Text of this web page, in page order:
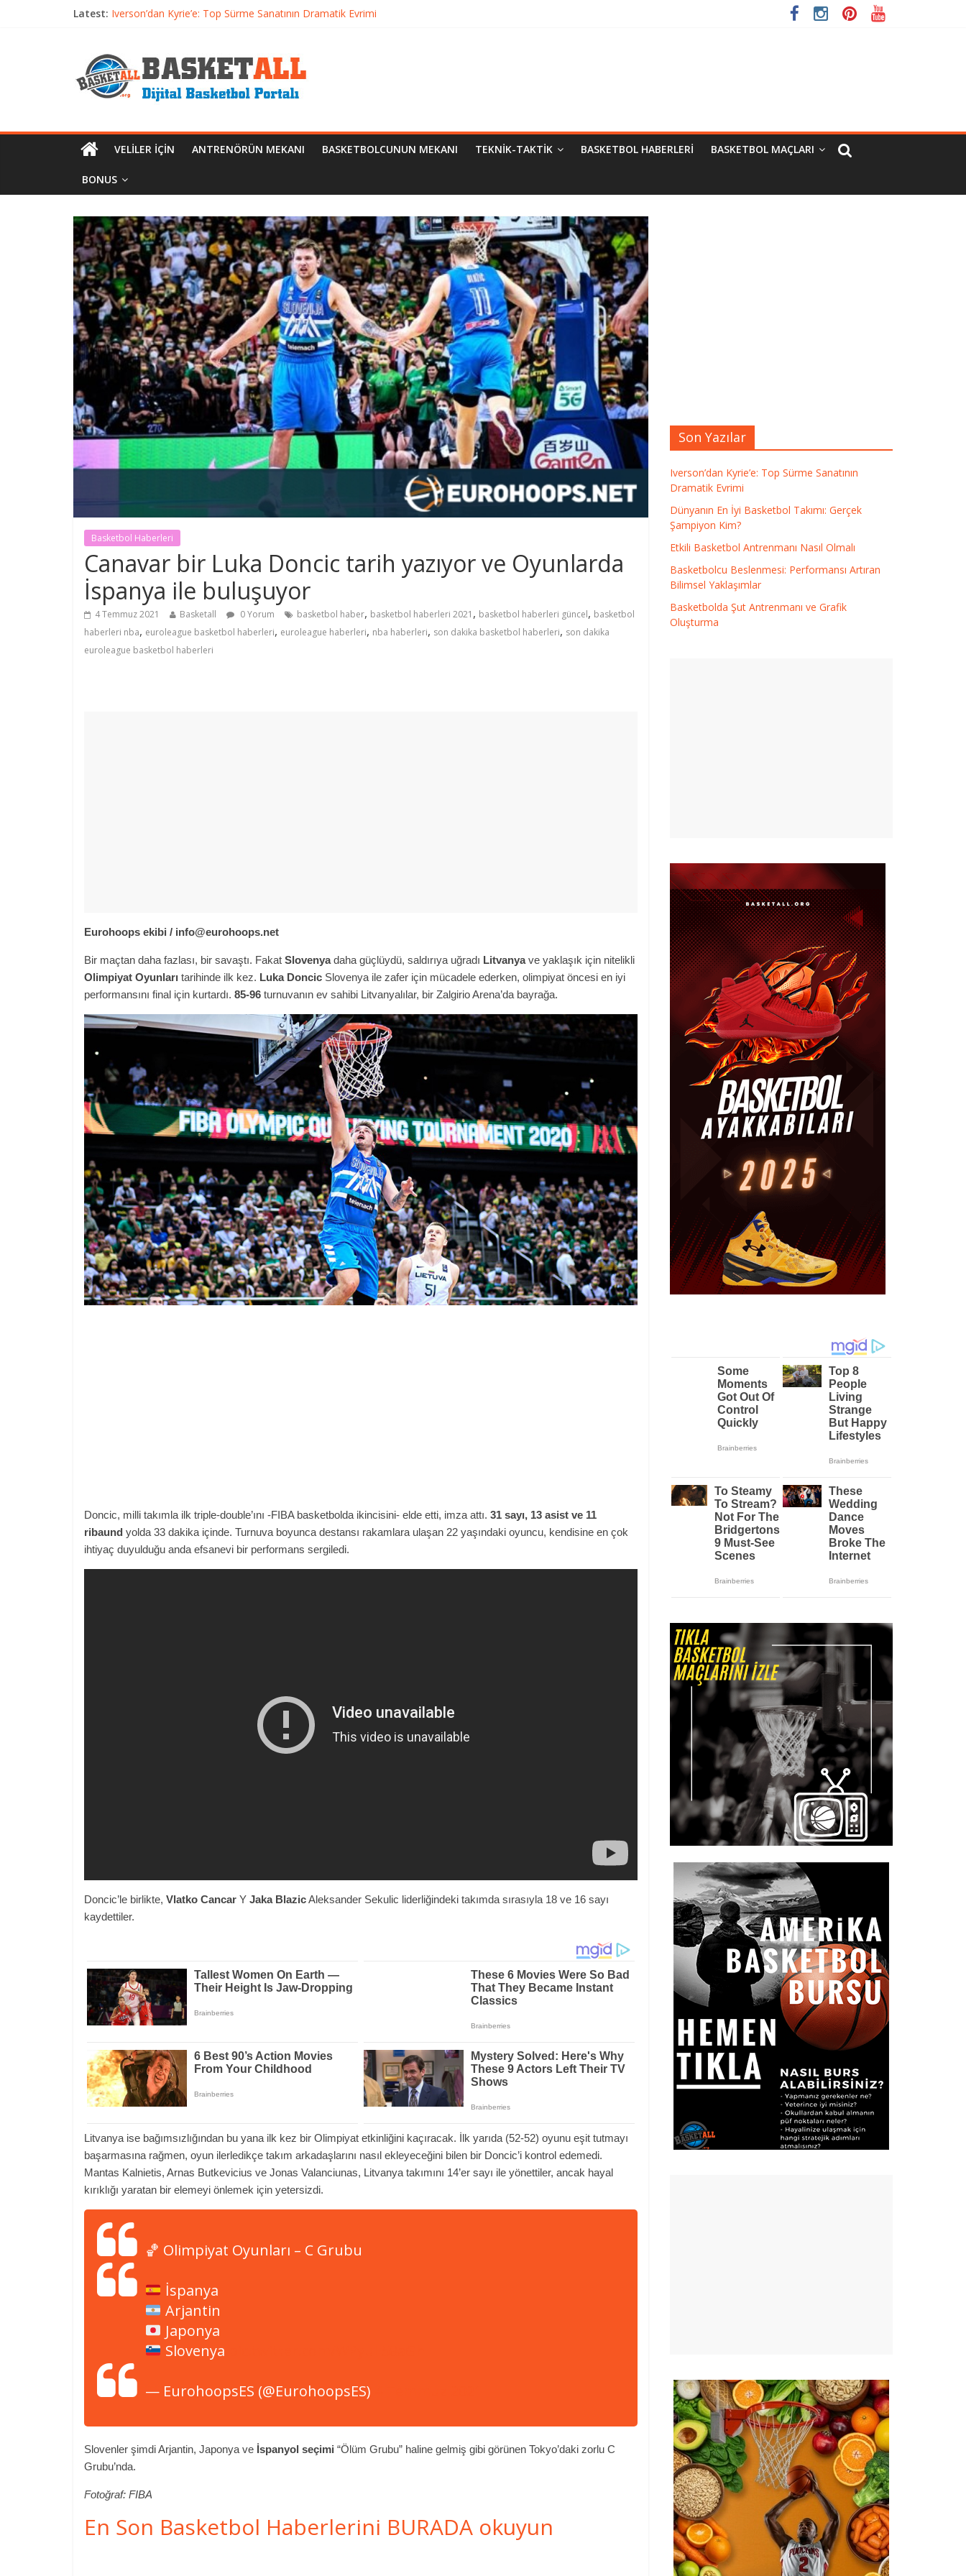
Latest: Iverson’dan Kyrie’e: Top Sürme Sanatının Dramatik Evrimi
Basketbolcu Beslenmesi: Performansı Artıran Bilimsel Yaklaşımlar
Basketbolda Şut Antrenmanı ve Grafik Oluşturma
VELILER İÇIN ANTRENÖRÜN MEKANI BASKETBOLCUNUN MEKANI TEKNIK-TAKTIK BASKETBOL HABERLERI BASKETBOL MAÇLARI
BONUS
Basketbol Haberleri
Canavar bir Luka Doncic tarih yazıyor ve Oyunlarda
İspanya ile buluşuyor
4 Temmuz 2021 Basketall 0 Yorum basketbol haber, basketbol haberleri 2021 , basketbol haberleri güncel, basketbol
haberleri nba, euroleague basketbol haberleri, euroleague haberleri, nba haberleri, son dakika basketbol haberleri, son dakika
euroleague basketbol haberleri
Eurohoops ekibi / info@eurohoops.net
Bir maçtan daha fazlası, bir savaştı. Fakat Slovenyadaha güçlüydü, saldırıya uğradı Litvanyave yaklaşık için nitelikli
Olimpiyat Oyunları tarihinde ilk kez. Luka Doncic Slovenya ile zafer için mücadele ederken, olimpiyat öncesi en iyi
performansını final için kurtardı. 85-96 turnuvanın ev sahibi Litvanyalılar, bir Zalgirio Arena’da bayrağa.
Doncic, milli takımla ilk triple-double’ını -FIBA ​​basketbolda ikincisini- elde etti, imza attı. 31 sayı, 13 asist ve 11
ribaund yolda 33 dakika içinde. Turnuva boyunca destansı rakamlara ulaşan 22 yaşındaki oyuncu, kendisine en çok
ihtiyaç duyulduğu anda efsanevi bir performans sergiledi.
Doncic’le birlikte, Vlatko Cancar Y Jaka BlazicAleksander Sekulic liderliğindeki takımda sırasıyla 18 ve 16 sayı
kaydettiler.
Litvanya ise bağımsızlığından bu yana ilk kez bir Olimpiyat etkinliğini kaçıracak. İlk yarıda (52-52) oyunu eşit tutmayı
başarmasına rağmen, oyun ilerledikçe takım arkadaşlarını nasıl ekleyeceğini bilen bir Doncic’i kontrol edemedi.
Mantas Kalnietis, Arnas Butkevicius ve Jonas Valanciunas, Litvanya takımını 14’er sayı ile yönettiler, ancak hayal
kırıklığı yaratan bir elemeyi önlemek için yetersizdi.
🏀 Olimpiyat Oyunları – C Grubu
İspanya
Arjantin
Japonya
Slovenya
— EurohoopsES (@EurohoopsES)
Slovenler şimdi Arjantin, Japonya ve İspanyol seçimi “Ölüm Grubu” haline gelmiş gibi görünen Tokyo’daki zorlu C
Grubu’nda.
Fotoğraf: FIBA
En Son Basketbol Haberlerini BURADA okuyun
Son Yazılar
Iverson’dan Kyrie’e: Top Sürme Sanatının
Dramatik Evrimi
Dünyanın En İyi Basketbol Takımı: Gerçek
Şampiyon Kim?
Etkili Basketbol Antrenmanı Nasıl Olmalı
Basketbolcu Beslenmesi: Performansı Artıran
Bilimsel Yaklaşımlar
Basketbolda Şut Antrenmanı ve Grafik
Oluşturma